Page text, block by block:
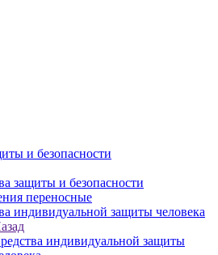
и безопасности
защиты и безопасности
переносные
индивидуальной защиты человека
индивидуальной защиты